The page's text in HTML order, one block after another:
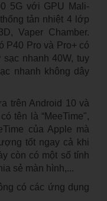
5G với GPU Mali-
tản nhiệt 4 lớp
Vaper Chamber.
P40 Pro và Pro+ có
nhanh 40W, tuy
nhanh không dây
trên Android 10 và
tên là “MeeTime",
của Apple mà
tốt ngay cả khi
còn có một số tính
sẻ màn hình,...
có các ứng dụng